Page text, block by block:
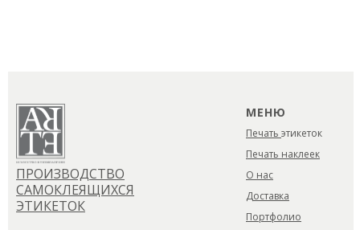
МЕНЮ
ПРОИЗВОДСТВО
САМОКЛЕЯЩИХСЯ
ЭТИКЕТОК
Печать наклеек
О нас
Доставка
Портфолио
Печать этикеток